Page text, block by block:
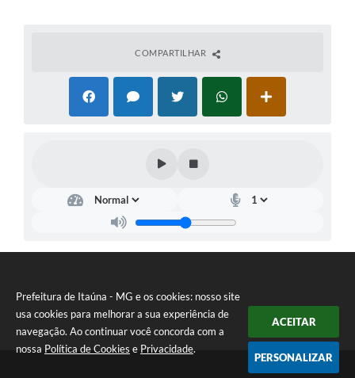
Prefeitura de Itaúna - MG e os cookies: nosso site
usa cookies para melhorar a sua experiência de
navegação. Ao continuar você concorda com a
nossa Política de Cookies e Privacidade.
ACEITAR
PERSONALIZAR
COMPARTILHAR